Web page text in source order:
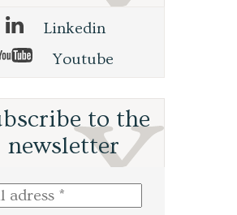
Linkedin
Youtube
to the
newsletter